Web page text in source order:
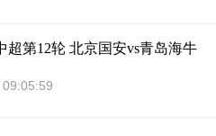
超第12轮 北京国安vs青岛海牛